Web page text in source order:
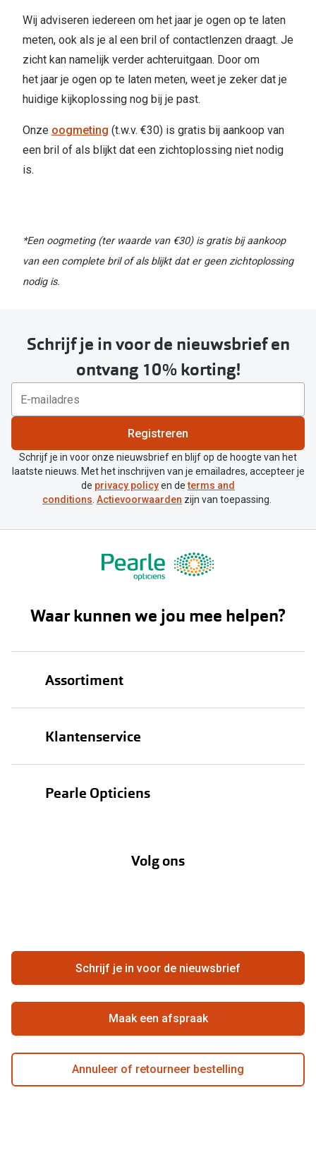
Wij adviseren iedereen om het jaar je ogen op te laten
meten, ook als je al een bril of contactlenzen draagt. Je
zicht kan namelijk verder achteruitgaan. Door om
het jaar je ogen op te laten meten, weet je zeker dat je
huidige kijkoplossing nog bij je past.
Onze oogmeting (t.w.v. €30) is gratis bij aankoop van
een bril of als blijkt dat een zichtoplossing niet nodig
is.
*Een oogmeting (ter waarde van €30) is gratis bij aankoop
van een complete bril of als blijkt dat er geen zichtoplossing
nodig is.
Schrijf je in voor de nieuwsbrief en
ontvang 10% korting!
Registreren
Schrijf je in voor onze nieuwsbrief en blijf op de hoogte van het
laatste nieuws. Met het inschrijven van je emailadres, accepteer je
de privacy policyen determs and
conditions. Actievoorwaarden zijn van toepassing.
Waar kunnen we jou mee helpen?
Assortiment
Klantenservice
Verzending
Hier de overeenkomst ontbinden
Zorgvergoeding
Pearle Opticiens
Ondernemen bij Pearle
Beste winkelketen
Actievoorwaarden
Volg ons
Schrijf je in voor de nieuwsbrief
Maak een afspraak
Annuleer of retourneer bestelling